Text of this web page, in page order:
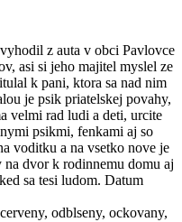
z auta v obci Pavlovce
asi si jeho majitel myslel ze
k pani, ktora sa nad nim
je psik priatelskej povahy,
velmi rad ludi a deti, urcite
psikmi, fenkami aj so
voditku a na vsetko nove je
dvor k rodinnemu domu aj
sa tesi ludom. Datum
odblseny, ockovany,